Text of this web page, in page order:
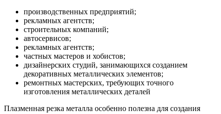
производственных предприятий;
рекламных агентств;
строительных компаний;
автосервисов;
рекламных агентств;
частных мастеров и хобистов;
дизайнерских студий, занимающихся созданием
декоративных металлических элементов;
ремонтных мастерских, требующих точного
изготовления металлических деталей
Плазменная резка металла особенно полезна для создания